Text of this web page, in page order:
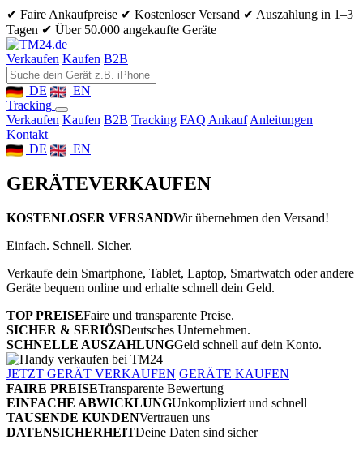
✔ Faire Ankaufpreise ✔ Kostenloser Versand ✔ Auszahlung in 1–3
Tagen ✔ Über 50.000 angekaufte Geräte
Verkaufen Kaufen B2B
DE
EN
Tracking
Verkaufen Kaufen B2B Tracking FAQ Ankauf Anleitungen
Kontakt
DE
EN
GERÄTEVERKAUFEN
KOSTENLOSER VERSANDWir übernehmen den Versand!
Einfach. Schnell. Sicher.
Verkaufe dein Smartphone, Tablet, Laptop, Smartwatch oder andere
Geräte bequem online und erhalte schnell dein Geld.
TOP PREISEFaire und transparente Preise.
SICHER & SERIÖSDeutsches Unternehmen.
SCHNELLE AUSZAHLUNGGeld schnell auf dein Konto.
JETZT GERÄT VERKAUFEN GERÄTE KAUFEN
FAIRE PREISETransparente Bewertung
EINFACHE ABWICKLUNGUnkompliziert und schnell
TAUSENDE KUNDENVertrauen uns
DATENSICHERHEITDeine Daten sind sicher